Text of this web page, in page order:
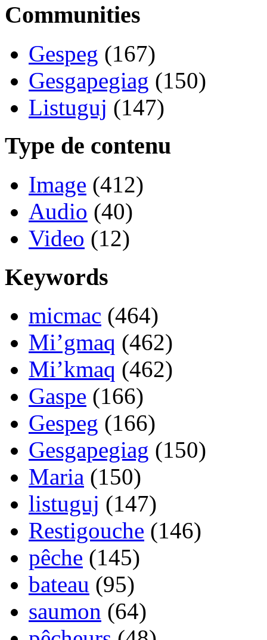
Communities
Gespeg (167)
Gesgapegiag (150)
Listuguj (147)
Type de contenu
Image (412)
Audio (40)
Video (12)
Keywords
micmac (464)
Mi’gmaq (462)
Mi’kmaq (462)
Gaspe (166)
Gespeg (166)
Gesgapegiag (150)
Maria (150)
listuguj (147)
Restigouche (146)
pêche (145)
bateau (95)
saumon (64)